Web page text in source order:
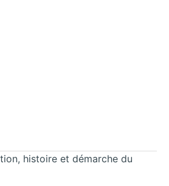
histoire et démarche du